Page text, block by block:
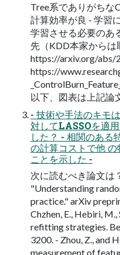
Tree系でありがちな
計算効率が良 - 学習
学習させる必要のあ
先（KDD本家からは
https://arxiv.org/abs/
https://
以下、図表は上記論
- 技術や手法のキモ
対してLASSOを適
した？ - 相関のある
の計算コストで他
ことを示した -
次に読むべき論文は
"Understanding
practice." arXiv
Chzhen, E., Hebiri, M.,
refitting strategies.
3200. - Zhou, Z., and
measurement of